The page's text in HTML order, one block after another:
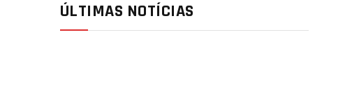
ÚLTIMAS NOTÍCIAS